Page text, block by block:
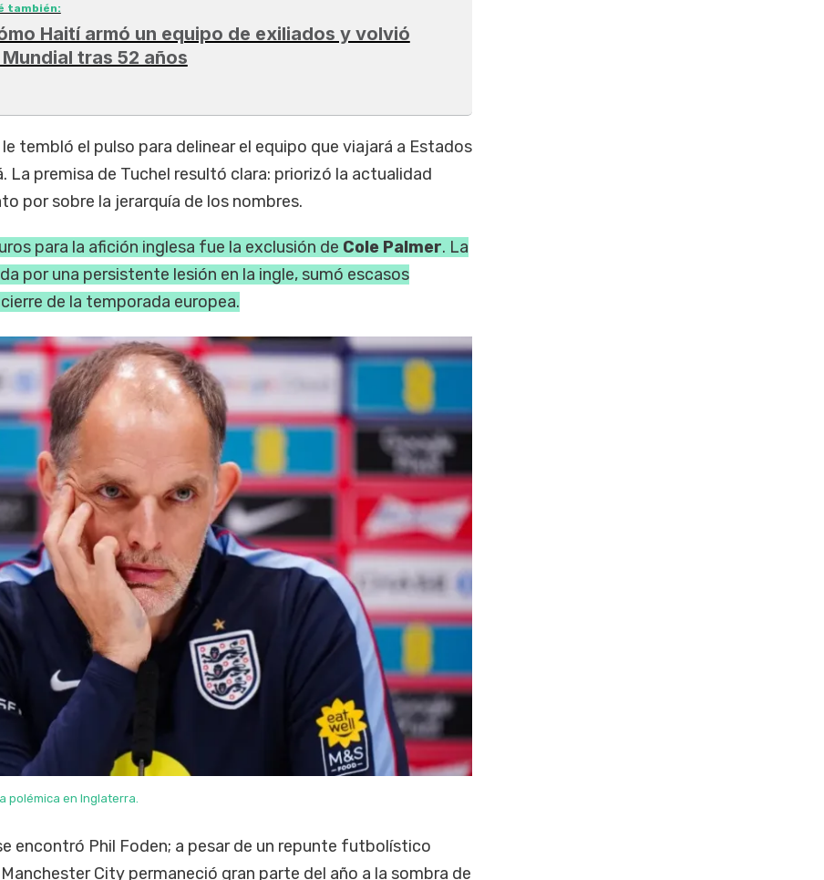
también:
Haití armó un equipo de exiliados y volvió
Mundial tras 52 años
tembló el pulso para delinear el equipo que viajará a Estados
La premisa de Tuchel resultó clara: priorizó la actualidad
por sobre la jerarquía de los nombres.
para la afición inglesa fue la exclusión de Cole Palmer. La
por una persistente lesión en la ingle, sumó escasos
de la temporada europea.
polémica en Inglaterra.
encontró Phil Foden; a pesar de un repunte futbolístico
City permaneció gran parte del año a la sombra de